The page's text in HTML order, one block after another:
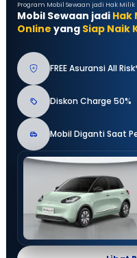
Program Mobil Sewaan jadi Hak Milik
Mobil Sewaan jadi Hak
Online yang Siap Naik
FREE Asuransi All
Diskon Charge 50%
Mobil Diganti Saat